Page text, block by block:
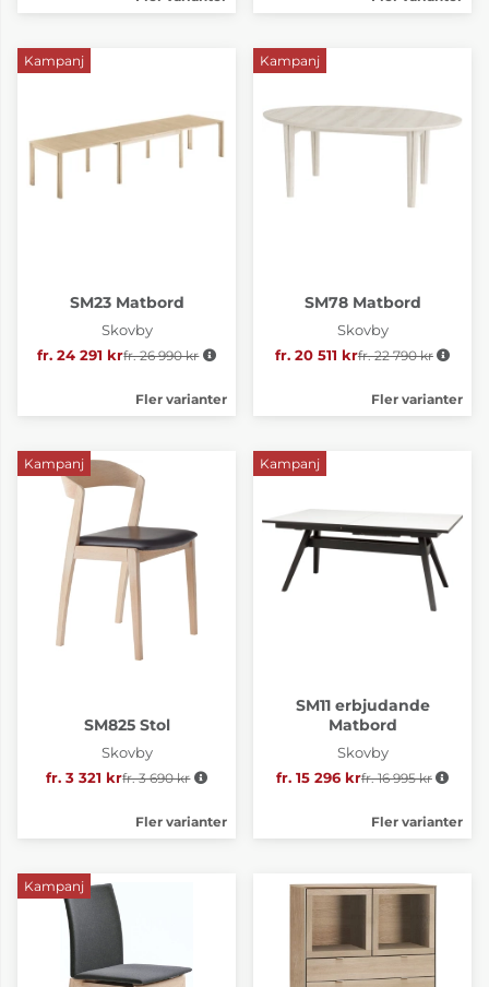
Kampanj
SM23 Matbord
Skovby
fr. 24 291 krOrdinarie pris:
fr. 26 990 kr
Fler varianter
Kampanj
SM78 Matbord
Skovby
fr. 20 511 kr Ordinarie pris:
fr. 22 790 kr
Fler varianter
Kampanj
SM825 Stol
Skovby
fr. 3 321 kr Ordinarie pris:
fr. 3 690 kr
Fler varianter
Kampanj
SM11 erbjudande
Matbord
Skovby
fr. 15 296 krOrdinarie pris:
fr. 16 995 kr
Fler varianter
Kampanj